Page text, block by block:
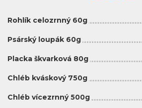
Rohlík celozrnný 60g
Psárský loupák 60g
Placka škvarková 80g
Chléb kváskový 750g
Chléb vícezrnný 500g